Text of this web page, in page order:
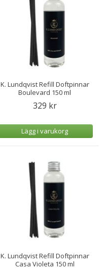
K. Lundqvist Refill Doftpinnar
Boulevard 150 ml
329 kr
Lägg i varukorg
K. Lundqvist Refill Doftpinnar
Casa Violeta 150 ml